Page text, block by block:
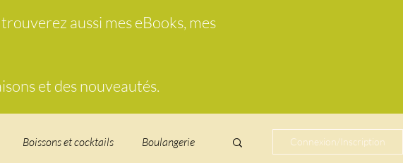
aussi mes eBooks, mes
et des nouveautés.
Boissons et cocktails Boulangerie Connexion/Inscription